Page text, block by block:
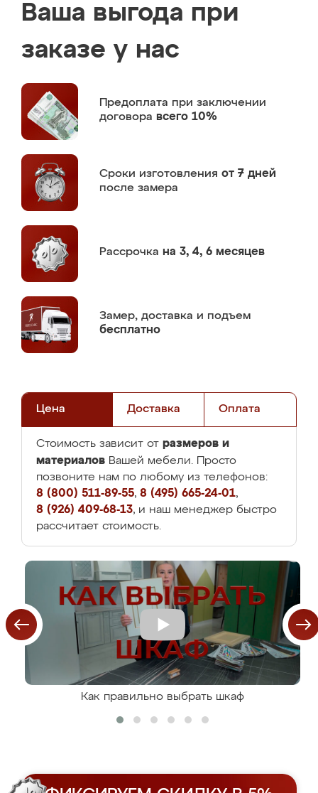
Ваша выгода при
заказе у нас
Предоплата при заключении
договора всего 10%
Сроки изготовления от 7 дней
после замера
Рассрочка на 3, 4, 6 месяцев
Замер, доставка и подъем
бесплатно
Цена Доставка Оплата
Стоимость зависит от размеров и
материалов Вашей мебели. Просто
позвоните нам по любому из телефонов:
8 (800) 511-89-55, 8 (495) 665-24-01,
8 (926) 409-68-13, и наш менеджер быстро
рассчитает стоимость.
Как правильно выбрать шкаф